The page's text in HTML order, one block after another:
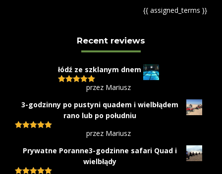
{{ assigned_terms }}
Recent reviews
łódź ze szklanym dnem
Oceniono5
przez Mariusz
3-godzinny po pustyni quadem i wielbłądem
rano lub po południu
przez Mariusz
Prywatne Poranne3-godzinne safari Quad i
wielbłądy